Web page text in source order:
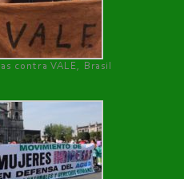
contra VALE, Brasil